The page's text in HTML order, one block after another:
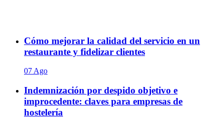
Cómo mejorar la calidad del servicio en un
restaurante y fidelizar clientes
07 Ago
Indemnización por despido objetivo e
improcedente: claves para empresas de
hostelería